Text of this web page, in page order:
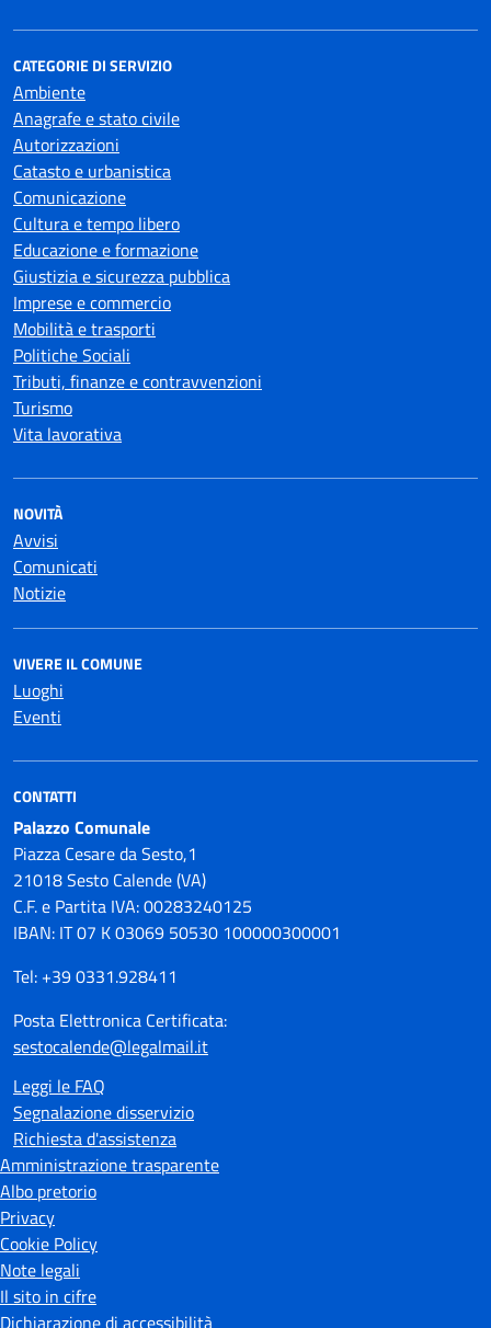
CATEGORIE DI SERVIZIO
Ambiente
Anagrafe e stato civile
Autorizzazioni
Catasto e urbanistica
Comunicazione
Cultura e tempo libero
Educazione e formazione
Giustizia e sicurezza pubblica
Imprese e commercio
Mobilità e trasporti
Politiche Sociali
Tributi, finanze e contravvenzioni
Turismo
Vita lavorativa
NOVITÀ
Avvisi
Comunicati
Notizie
VIVERE IL COMUNE
Luoghi
Eventi
CONTATTI
Palazzo Comunale
Piazza Cesare da Sesto,1
21018 Sesto Calende (VA)
C.F. e Partita IVA: 00283240125
IBAN: IT 07 K 03069 50530 100000300001
Tel: +39 0331.928411
Posta Elettronica Certificata:
sestocalende@legalmail.it
Leggi le FAQ
Segnalazione disservizio
Richiesta d'assistenza
Amministrazione trasparente
Albo pretorio
Privacy
Cookie Policy
Note legali
Il sito in cifre
Dichiarazione di accessibilità